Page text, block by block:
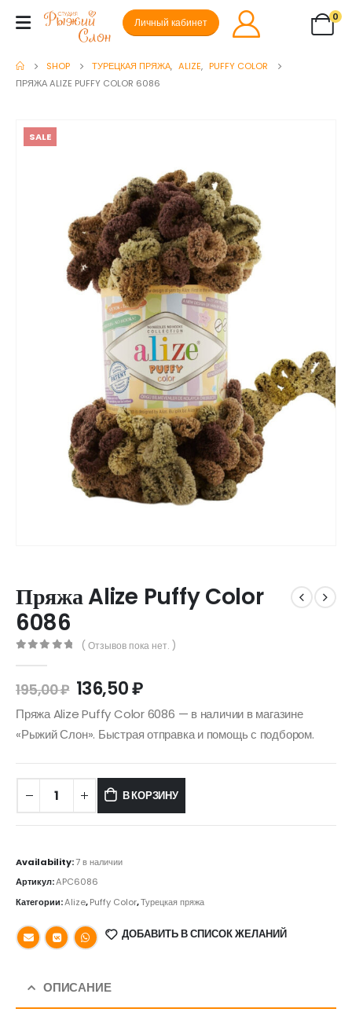
Личный кабинет
0
SHOP ТУРЕЦКАЯ ПРЯЖА, ALIZE, PUFFY COLOR
ПРЯЖА ALIZE PUFFY COLOR 6086
SALE
Пряжа Alize Puffy Color
6086
( Отзывов пока нет. )
195,00₽ 136,50₽
Пряжа Alize Puffy Color 6086 — в наличии в магазине
«Рыжий Слон». Быстрая отправка и помощь с подбором.
В КОРЗИНУ
Availability:7 в наличии
Артикул:APC6086
Категории:Alize,Puffy Color,Турецкая пряжа
ДОБАВИТЬ В СПИСОК ЖЕЛАНИЙ
ОПИСАНИЕ